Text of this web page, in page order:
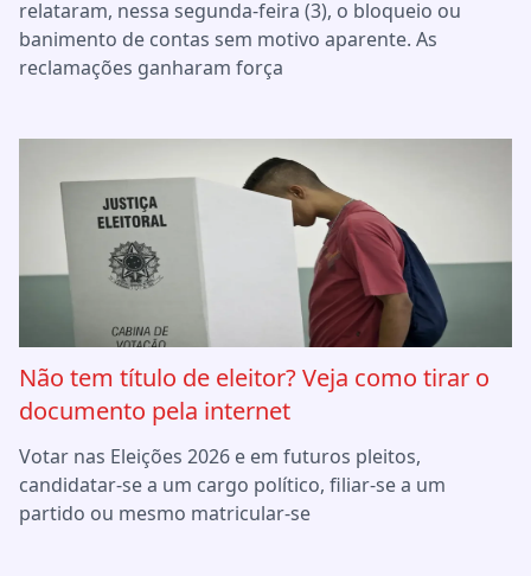
relataram, nessa segunda-feira (3), o bloqueio ou
banimento de contas sem motivo aparente. As
reclamações ganharam força
Não tem título de eleitor? Veja como tirar o
documento pela internet
Votar nas Eleições 2026 e em futuros pleitos,
candidatar-se a um cargo político, filiar-se a um
partido ou mesmo matricular-se